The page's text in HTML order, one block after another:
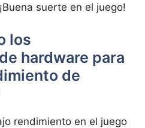
suerte en el juego!
los
hardware para
de
rendimiento en el juego